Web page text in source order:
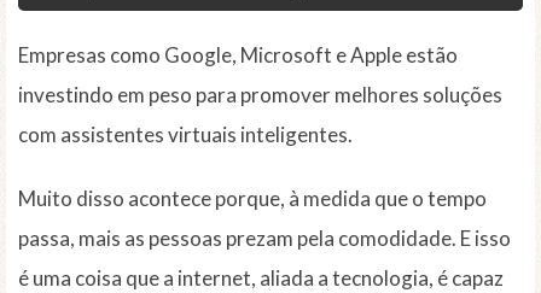
Empresas como Google, Microsoft e Apple estão
investindo em peso para promover melhores soluções
com assistentes virtuais inteligentes.
Muito disso acontece porque, à medida que o tempo
passa, mais as pessoas prezam pela comodidade. E isso
é uma coisa que a internet, aliada a tecnologia, é capaz